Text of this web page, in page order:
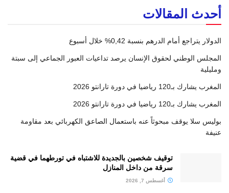
أحدث المقالات
الدولار يتراجع أمام الدرهم بنسبة 0,42% خلال أسبوع
المجلس الوطني لحقوق الإنسان يرصد تداعيات العبور الجماعي إلى سبتة
ومليلية
المغرب يشارك بـ120 رياضيا في دورة تارانتو 2026
المغرب يشارك بـ120 رياضيا في دورة تارانتو 2026
بوليس سلا يوقف مبحوثاً عنه باستعمال الصاعق الكهربائي بعد مقاومة
عنيفة
توقيف شخصين بالجديدة للاشتباه في تورطهما في قضية
سرقة من داخل المنازل
أغسطس 7, 2026